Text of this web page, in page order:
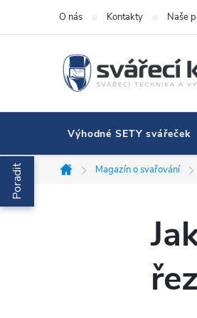
Přejít na obsahO nás Kontakty Naše
Výhodné SETY svářeček
Domů
Magazín o svařování
Poradit